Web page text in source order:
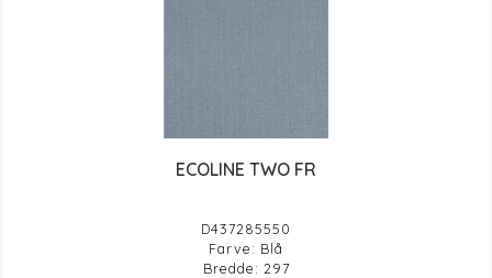
ECOLINE TWO FR
D437285550
Farve: Blå
Bredde: 297